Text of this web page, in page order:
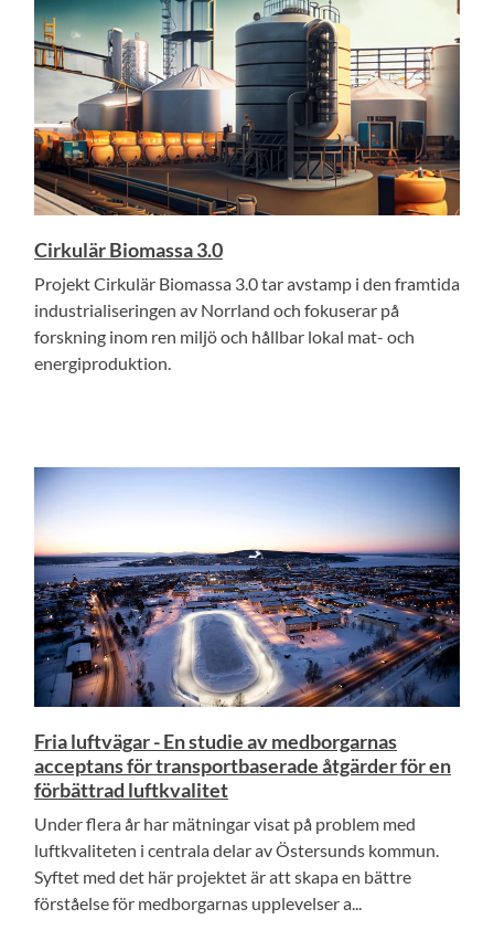
Cirkulär Biomassa 3.0
Projekt Cirkulär Biomassa 3.0 tar avstamp i den framtida
industrialiseringen av Norrland och fokuserar på
forskning inom ren miljö och hållbar lokal mat- och
energiproduktion.
Fria luftvägar - En studie av medborgarnas
acceptans för transportbaserade åtgärder för en
förbättrad luftkvalitet
Under flera år har mätningar visat på problem med
luftkvaliteten i centrala delar av Östersunds kommun.
Syftet med det här projektet är att skapa en bättre
förståelse för medborgarnas upplevelser a...